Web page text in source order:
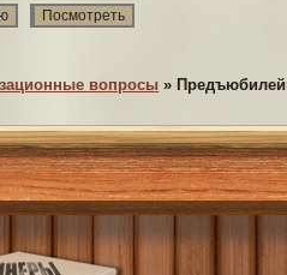
вопросы »